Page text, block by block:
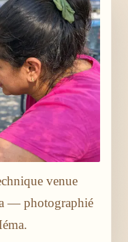
venue
— photographié